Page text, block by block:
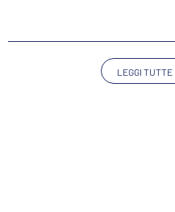
SLO
ACADEMY
LEGGI